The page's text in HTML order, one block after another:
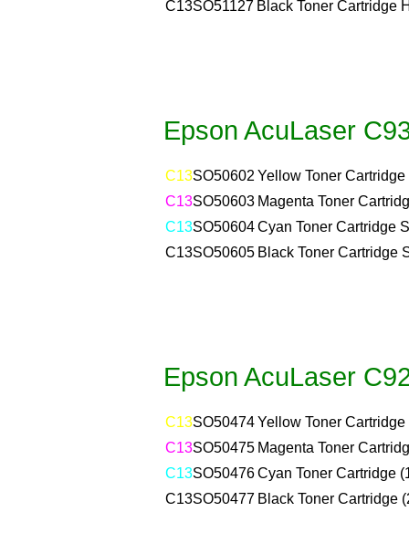
C13SO51127 Black Toner Cartridge
Epson AcuLaser
C13SO50602 Yellow Toner
C13SO50603 Magenta Toner
C13SO50604Cyan Toner Cartridge
C13SO50605 Black Toner Cartridge
Epson AcuLaser
C13SO50474Yellow Toner
C13SO50475 Magenta Toner
C13SO50476Cyan Toner Cartridge
C13SO50477 Black Toner Cartridge